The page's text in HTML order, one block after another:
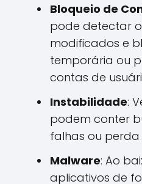
Bloqueio de
pode detectar
modificados e
temporária ou
contas de
Instabilidade:
podem conter
falhas ou
Malware: Ao
aplicativos de